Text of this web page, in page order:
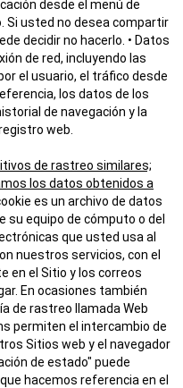
desde el menú de
Si usted no desea compartir
decidir no hacerlo. • Datos
de red, incluyendo las
el usuario, el tráfico desde
los datos de los
de navegación y la
web.
de rastreo similares;
los datos obtenidos a
es un archivo de datos
su equipo de cómputo o del
que usted usa al
nuestros servicios, con el
en el Sitio y los correos
En ocasiones también
de rastreo llamada Web
permiten el intercambio de
Sitios web y el navegador
de estado" puede
hacemos referencia en el